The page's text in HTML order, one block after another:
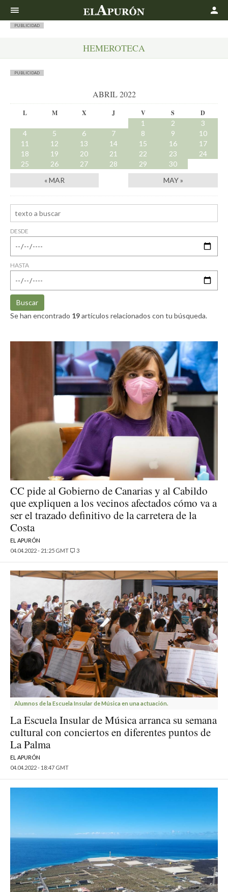
PUBLICIDAD
HEMEROTECA
PUBLICIDAD
ABRIL 2022
L M X J V S D
« MAR MAY »
1 2
3
4
5 6 7 8 9
10
11
12 13 14 15 16
17
18
19 20 21 22 23
24
25
26 27 28 29 30
DESDE
HASTA
Buscar
Se han encontrado 19artículos relacionados con tu búsqueda.
CC pide al Gobierno de Canarias y al Cabildo
que expliquen a los vecinos afectados cómo va a
ser el trazado definitivo de la carretera de la
Costa
EL APURÓN
04.04.2022 - 21:25 GMT
3
Alumnos de la Escuela Insular de Música en una actuación.
La Escuela Insular de Música arranca su semana
cultural con conciertos en diferentes puntos de
La Palma
EL APURÓN
04.04.2022 - 18:47 GMT